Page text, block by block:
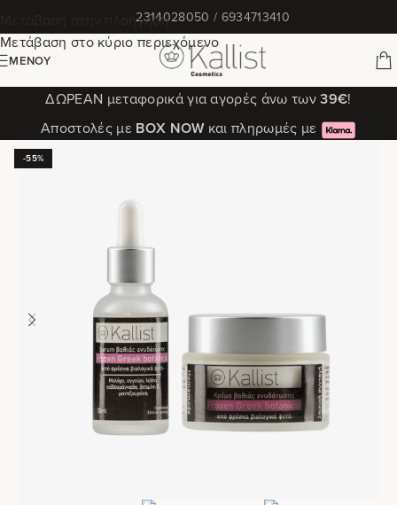
Μετάβαση στην πλοήγηση
Μετάβαση στο κύριο περιεχόμενο
✆2314028050 / 6934713410
ΜΕΝΟΎ
ΔΩΡΕΑΝ μεταφορικά για αγορές άνω των39€!
Αποστολές με ΒΟΧ ΝΟWκαι πληρωμές με
-55%